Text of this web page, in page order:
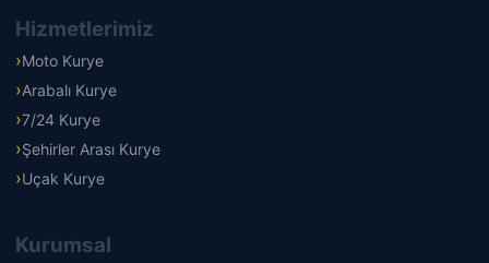
Hizmetlerimiz
Moto Kurye
Arabalı Kurye
7/24 Kurye
Şehirler Arası Kurye
Uçak Kurye
Kurumsal